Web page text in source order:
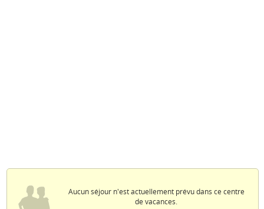
Aucun séjour n'est actuellement prévu dans ce centre
de vacances.